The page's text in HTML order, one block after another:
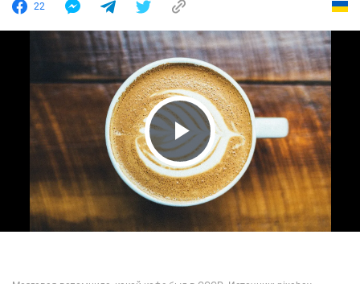
22
Play Video